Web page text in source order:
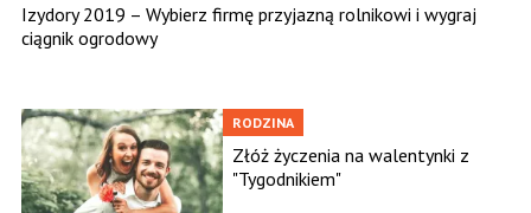
Izydory 2019 – Wybierz firmę przyjazną rolnikowi i wygraj
ciągnik ogrodowy
RODZINA
Złóż życzenia na walentynki z
"Tygodnikiem"